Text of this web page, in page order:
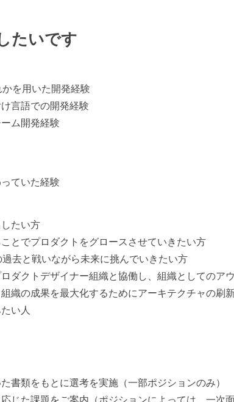
たいです
を用いた開発経験
言語での開発経験
ム開発経験
ていた経験
たい方
とでプロダクトをグロースさせていきたい方
去と戦いながら未来に挑んでいきたい方
ダクトデザイナー組織と協働し、組織としてのア
織の成果を最大化するためにアーキテクチャの刷
い人
書類をもとに選考を実施（一部ポジションのみ）
じた課題をご案内（ポジションによっては、一次